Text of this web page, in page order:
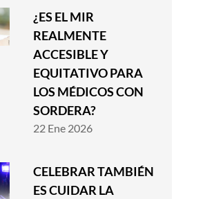
¿ES EL MIR
REALMENTE
ACCESIBLE Y
EQUITATIVO PARA
LOS MÉDICOS CON
SORDERA?
22 Ene 2026
CELEBRAR TAMBIÉN
ES CUIDAR LA